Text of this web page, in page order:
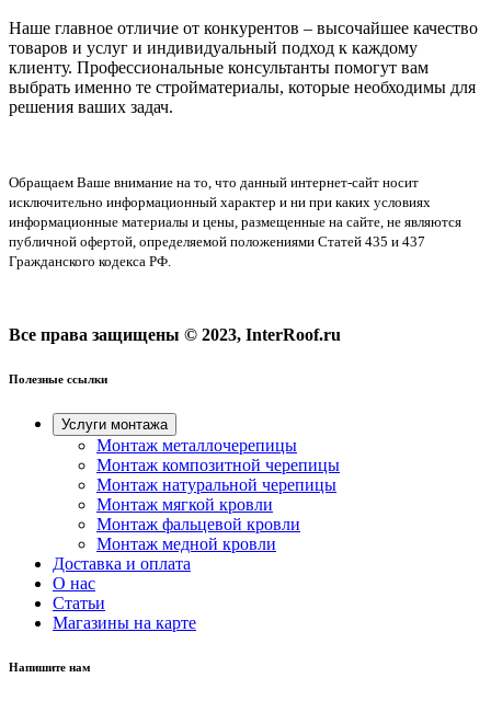
Наше главное отличие от конкурентов – высочайшее качество
товаров и услуг и индивидуальный подход к каждому
клиенту. Профессиональные консультанты помогут вам
выбрать именно те стройматериалы, которые необходимы для
решения ваших задач.
Обращаем Ваше внимание на то, что данный интернет-сайт носит
исключительно информационный характер и ни при каких условиях
информационные материалы и цены, размещенные на сайте, не являются
публичной офертой, определяемой положениями Статей 435 и 437
Гражданского кодекса РФ.
Все права защищены © 2023, InterRoof.ru
Полезные ссылки
Услуги монтажа
Монтаж металлочерепицы
Монтаж композитной черепицы
Монтаж натуральной черепицы
Монтаж мягкой кровли
Монтаж фальцевой кровли
Монтаж медной кровли
Доставка и оплата
О нас
Cтатьи
Магазины на карте
Напишите нам